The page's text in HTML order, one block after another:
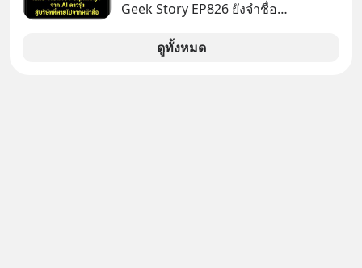
ทดสอบความปลอดภัยไซเบอร์
Geek Story EP826 ยังจำชื่อ
เคยถูกยกไปเทียบชั้นกับยักษ์ใหญ่อย่าง
ดูทั้งหมด